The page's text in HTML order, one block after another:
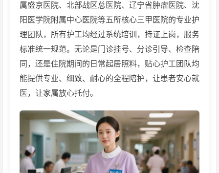
属盛京医院、北部战区总医院、辽宁省肿瘤医院、沈
阳医学院附属中心医院等五所核心三甲医院的专业护
理团队，所有护工均经过系统培训，持证上岗，服务
标准统一规范。无论是门诊挂号、分诊引导、检查陪
同，还是住院期间的日常起居照料，贴心护工团队均
能提供专业、细致、耐心的全程陪护，让患者安心就
医，让家属放心托付。